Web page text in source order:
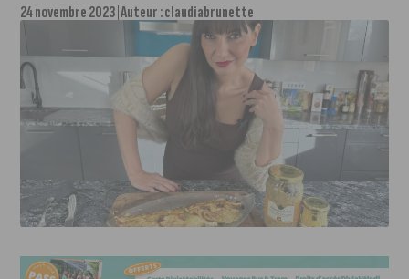
24 novembre 2023 Auteur :claudiabrunette